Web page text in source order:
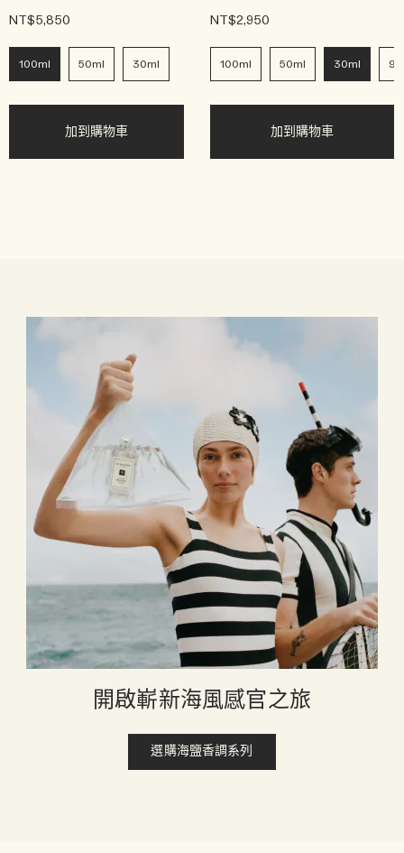
NT$5,850
100ml 50ml 30ml
加到購物車
NT$2,950
100ml 50ml 30ml
加到購物車
開啟嶄新海風感官之旅
選購海鹽香調系列